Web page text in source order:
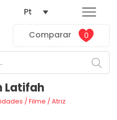
Comparar 0
Pt
Latifah
/Filme /Atriz